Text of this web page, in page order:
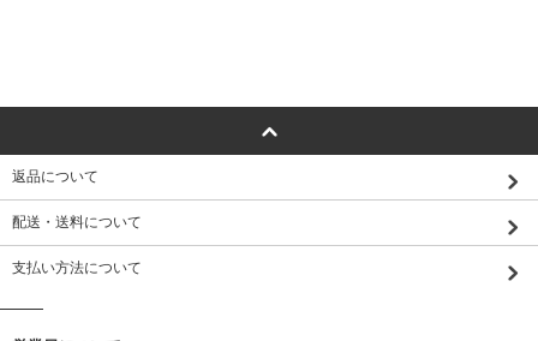
返品について
配送・送料について
支払い方法について